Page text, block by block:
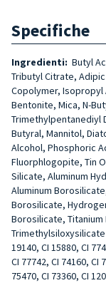
Specifiche
Ingredienti: Butyl
Tributyl Citrate,
Copolymer, Isopropyl
Bentonite, Mica, N-
Trimethylpentanediyl
Butyral, Mannitol,
Alcohol, Phosphoric
Fluorphlogopite, Tin
Silicate, Aluminum
Aluminum
Borosilicate,
Borosilicate, Titanium
Trimethylsiloxysilicate
19140, CI 15880, CI
CI 77742, CI 74160, CI
75470, CI 73360, CI